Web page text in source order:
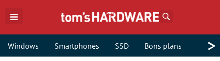
Windows Smartphones SSD Bons plans >